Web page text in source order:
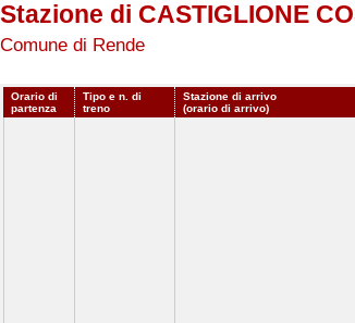
Stazione di CASTIGLIONE
Comune di Rende
Orario di
partenza
Tipo e n. di
treno
Stazione di arrivo
(orario di arrivo)